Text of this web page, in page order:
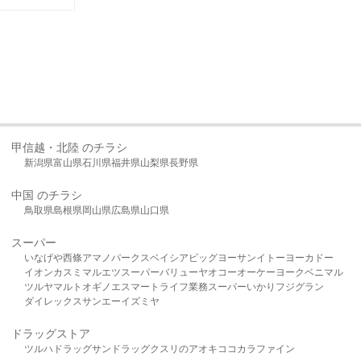
甲信越・北陸 のチラシ
新潟県富山県石川県福井県山梨県長野県
中国 のチラシ
鳥取県島根県岡山県広島県山口県
スーパー
いなげや西條アマノパークスベイシア ビッグヨーサンイトーヨーカドー
イオンカスミ マルエツスーパーバリューヤオコーオーケー ヨークベニマル
ツルヤマルト オギノ エスマート ライフ業務スーパーいかり フジグラン
ダイレックスサンエーイズミヤ
ドラッグストア
ツルハドラッグサンドラッグクスリのアオキ ココカラファイン